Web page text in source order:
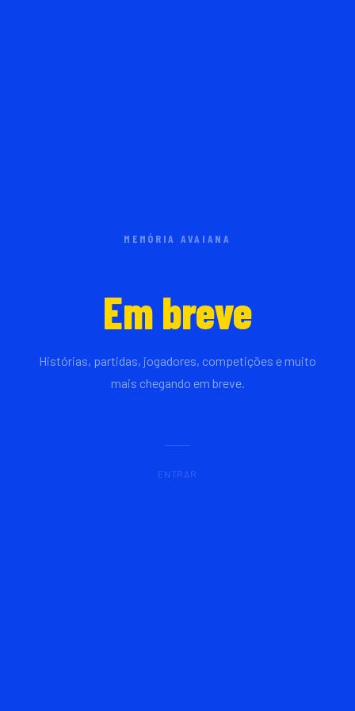
MEMÓRIA AVAIANA
Em breve
Histórias, partidas, jogadores, competições e muito
mais chegando em breve.
ENTRAR